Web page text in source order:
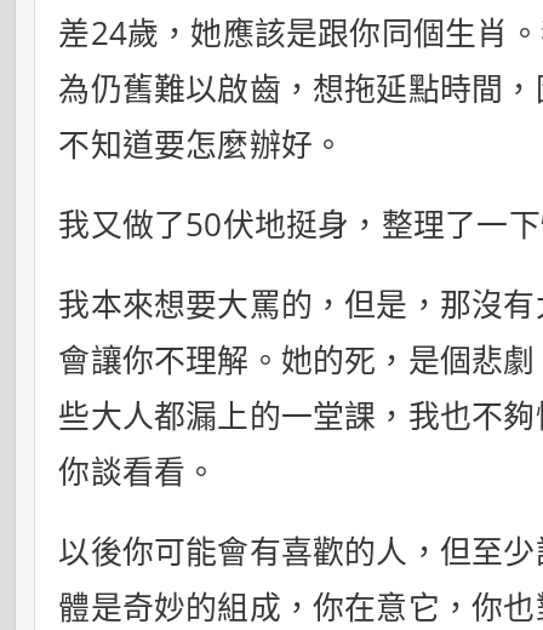
差24歲，她應該是跟你同個生肖
為仍舊難以啟齒，想拖延點時間
不知道要怎麼辦好。
我又做了50伏地挺身，整理了一
我本來想要大罵的，但是，那沒
會讓你不理解。她的死，是個悲
些大人都漏上的一堂課，我也不
你談看看。
以後你可能會有喜歡的人，但至
體是奇妙的組成，你在意它，你